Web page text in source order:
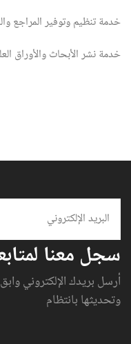
خدمة تنظيم وتوفير المراجع
خدمة نشر الأبحاث والأوراق
سجل معنا
أرسل بريدك الإلكتروني
وتحديثها بانتظام